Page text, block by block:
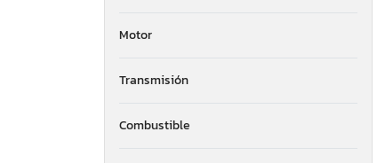
Motor
Transmisión
Combustible